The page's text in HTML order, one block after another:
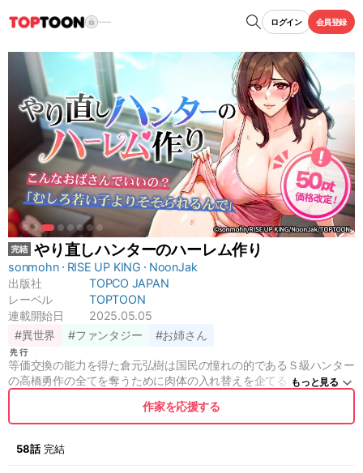
ログイン 会員登録
やり直しハンターのハーレム作り
sonmohn RISE UP KING
NoonJak
出版社
TOPCO JAPAN
レーベル
TOPTOON
連載開始日
2025.05.05
#異世界
#ファンタジー #お姉さん
もっと見る
等価交換の能力を得た倉元弘樹は国民の憧れの的であるＳ級ハンター
の高橋勇作の全てを奪うために肉体の入れ替えを企てる。俺の体が欲
しいって？若さのほうが価値があるのに…
作家を応援する
58話 完結